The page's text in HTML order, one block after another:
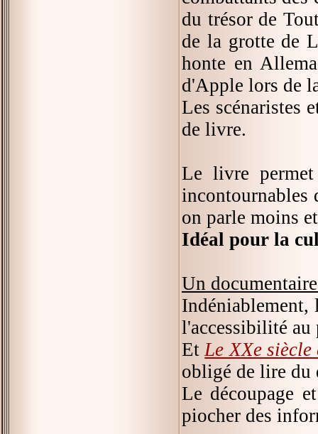
du trésor de
de la grotte de
honte en
d'Apple lors de
Les scénaristes
de livre.
Le livre permet
incontournables
on parle moins
Idéal pour la
Un
Indéniablement,
l'accessibilité au
Et Le XXe siècle
obligé de lire du
Le découpage
piocher des